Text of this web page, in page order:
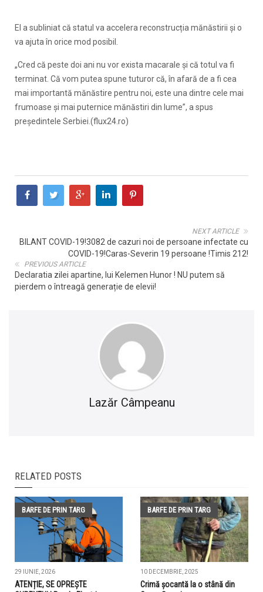
El a subliniat că statul va accelera reconstrucția mănăstirii și o
va ajuta în orice mod posibil.
„Cred că peste doi ani nu vor exista macarale și că totul va fi
terminat. Că vom putea spune tuturor că, în afară de a fi cea
mai importantă mănăstire pentru noi, este una dintre cele mai
frumoase și mai puternice mănăstiri din lume”, a spus
președintele Serbiei.(flux24.ro)
NEXT ARTICLE
BILANT COVID-19!3082 de cazuri noi de persoane infectate cu
COVID-19!Caras-Severin 19 persoane !Timis 212!
PREVIOUS ARTICLE
Declaratia zilei apartine, lui Kelemen Hunor ! NU putem să
pierdem o întreagă generație de elevii!
Lazăr Câmpeanu
RELATED POSTS
BARFE DE PRIN TARG
29 IUNIE, 2026
ATENȚIE, SE OPREȘTE
BARFE DE PRIN TARG
10 DECEMBRIE, 2025
Crimă șocantă la o stână din